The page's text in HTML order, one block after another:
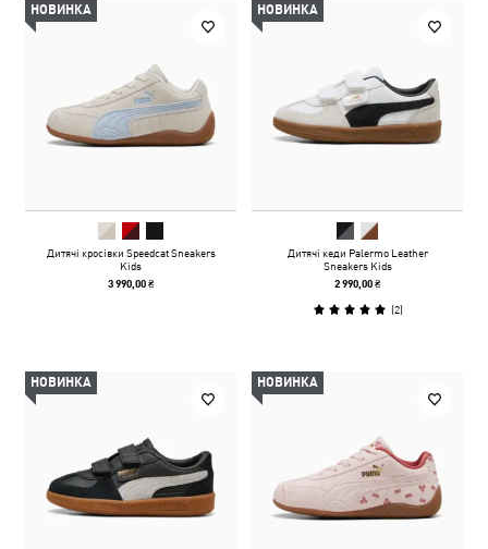
НОВИНКА
Дитячі кросівки Speedcat Sneakers
Kids
3 990,00 ₴
НОВИНКА
Дитячі кеди Palermo Leather
Sneakers Kids
2 990,00 ₴
(2)
НОВИНКА НОВИНКА